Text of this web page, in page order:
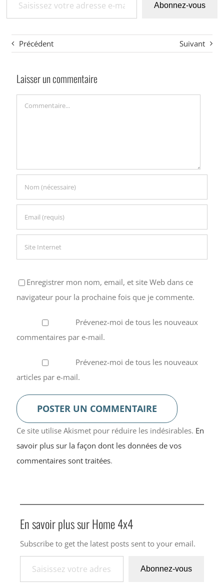
Abonnez-vous
Précédent Suivant
Laisser un commentaire
Commentaire
Enregistrer mon nom, email, et site Web dans ce
navigateur pour la prochaine fois que je commente.
Prévenez-moi de tous les nouveaux
commentaires par e-mail.
Prévenez-moi de tous les nouveaux
articles par e-mail.
Ce site utilise Akismet pour réduire les indésirables. En
savoir plus sur la façon dont les données de vos
commentaires sont traitées.
En savoir plus sur Home 4x4
Subscribe to get the latest posts sent to your email.
Saisissez votre adresse e-mail…
Abonnez-vous